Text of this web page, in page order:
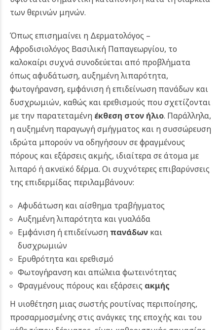
των θερινών μηνών.
Όπως επισημαίνει η Δερματολόγος –
Αφροδισιολόγος Βασιλική Παπαγεωργίου, το
καλοκαίρι συχνά συνοδεύεται από προβλήματα
όπως αφυδάτωση, αυξημένη λιπαρότητα,
φωτογήρανση, εμφάνιση ή επιδείνωση πανάδων και
δυσχρωμιών, καθώς και ερεθισμούς που σχετίζονται
με την παρατεταμένη έκθεση στον ήλιο. Παράλληλα,
η αυξημένη παραγωγή σμήγματος και η συσσώρευση
ιδρώτα μπορούν να οδηγήσουν σε φραγμένους
πόρους και εξάρσεις ακμής, ιδιαίτερα σε άτομα με
λιπαρό ή ακνεϊκό δέρμα. Οι συχνότερες επιβαρύνσεις
της επιδερμίδας περιλαμβάνουν:
Αφυδάτωση και αίσθημα τραβήγματος
Αυξημένη λιπαρότητα και γυαλάδα
Εμφάνιση ή επιδείνωση πανάδων και
δυσχρωμιών
Ερυθρότητα και ερεθισμό
Φωτογήρανση και απώλεια φωτεινότητας
Φραγμένους πόρους και εξάρσεις ακμής
Η υιοθέτηση μιας σωστής ρουτίνας περιποίησης,
προσαρμοσμένης στις ανάγκες της εποχής και του